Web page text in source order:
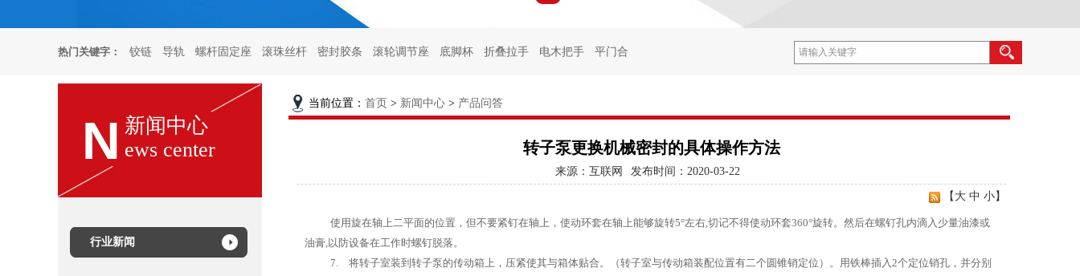
热门关键字： 铰链 导轨 螺杆固定座 滚珠丝杆 密封胶条 滚轮调节座 底脚杯 折叠拉手 电木把手 平门合
烤箱合页 试验箱铰链 厨柜门锁 冷柜门锁 冷库门锁
门扣 雀锁
N 新闻中心
ews center
行业新闻
当前位置： 首页 > 新闻中心 > 产品问答
转子泵更换机械密封的具体操作方法
来源：互联网 发布时间：2020-03-22
【 大 中 小】
使用旋在轴上二平面的位置，但不要紧钉在轴上，使动环套在轴上能够旋转5°左右,切记不得使动环套360°旋转。然后在螺钉孔内滴入少量油漆或
油膏,以防设备在工作时螺钉脱落。
7. 将转子室装到转子泵的传动箱上，压紧使其与箱体贴合。（转子室与传动箱装配位置有二个圆锥销定位）。用铁棒插入2个定位销孔，并分别